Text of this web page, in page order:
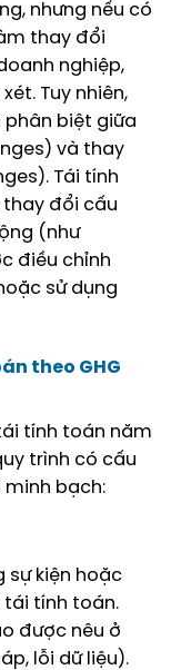
nhưng nếu có
thay đổi
nghiệp,
Tuy nhiên,
phân biệt giữa
và thay
Tái tính
đổi cấu
(như
điều chỉnh
sử dụng
theo GHG
tính toán năm
trình có cấu
bạch:
sự kiện hoặc
tái tính toán.
được nêu ở
lỗi dữ liệu).